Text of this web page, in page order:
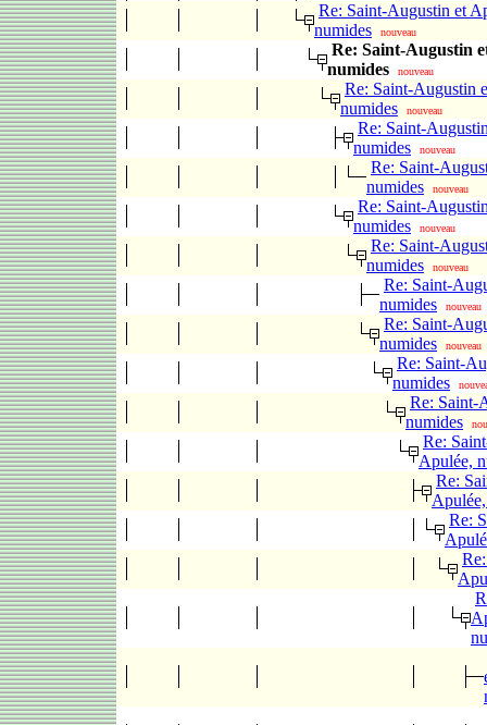
Re: Saint-Augustin et
numides
nouveau
Re: Saint-Augustin
numides
nouveau
Re: Saint-Augustin
numides
nouveau
Re: Saint-
numides
nouveau
Re: Saint-
numides
nouveau
Re: Saint-
numides
nouveau
Re: Saint-
numides
nouveau
Re: Saint-
numides
nouveau
Re: Saint-
numides
nouveau
Re: Saint-
numides
Re: Saint-
numides
Re:
Apulée,
Re:
Re: